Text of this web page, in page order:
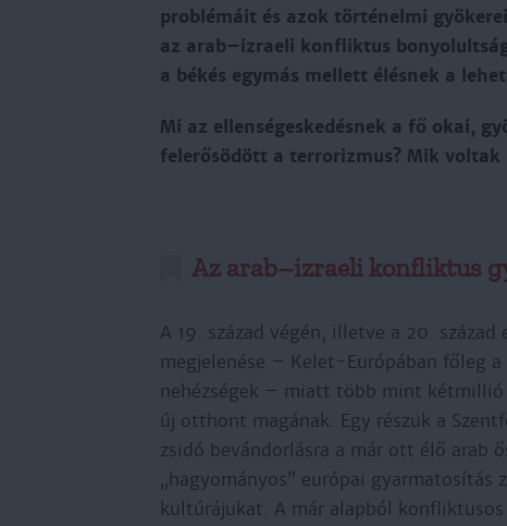
problémáit és azok történelmi
az arab–izraeli konfliktus
a békés egymás mellett élésnek a
Mi az ellenségeskedésnek a fő okai,
felerősödött a terrorizmus? Mik
Az arab–izraeli konfliktus
A 19. század végén, illetve a 20.
megjelenése – Kelet-Európában főleg
nehézségek – miatt több mint
új otthont magának. Egy részük a
zsidó bevándorlásra a már ott élő arab
„hagyományos” európai gyarmatosítás
kultúrájukat. A már alapból